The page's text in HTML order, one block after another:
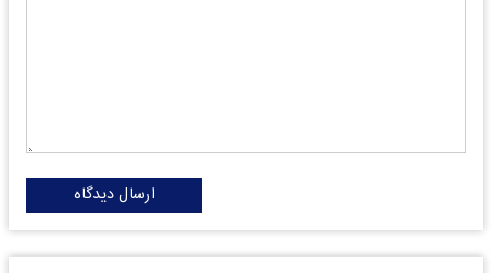
ارسال دیدگاه